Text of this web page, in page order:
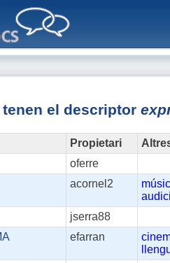
el descriptor
Propietari
oferre
acornel2
jserra88
efarran